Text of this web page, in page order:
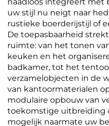
naadloos integreert met
uw stijl nu neigt naar
rustieke boerderijstijl of
De toepasbaarheid
ruimte: van het tonen
keuken en het
badkamer, tot het
verzamelobjecten in de
van kantoormaterialen
modulaire opbouw van
toekomstige uitbreiding
mogelijk naarmate uw